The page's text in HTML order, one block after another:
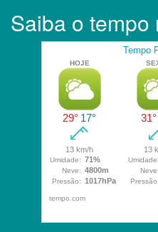
Saiba o tempo